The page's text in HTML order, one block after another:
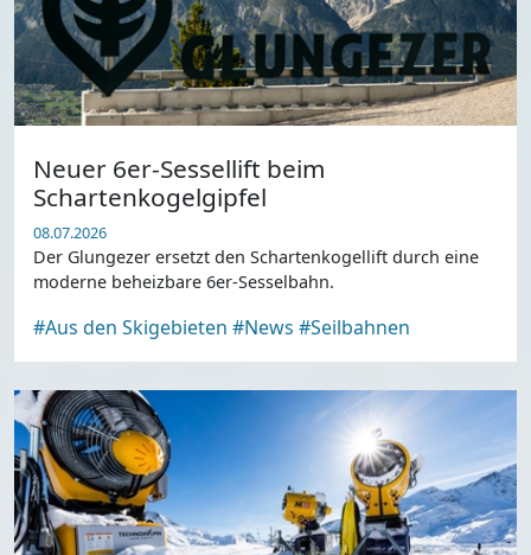
Neuer 6er-Sessellift beim
Schartenkogelgipfel
08.07.2026
Der Glungezer ersetzt den Schartenkogellift durch eine
moderne beheizbare 6er-Sesselbahn.
#Aus den Skigebieten #News #Seilbahnen